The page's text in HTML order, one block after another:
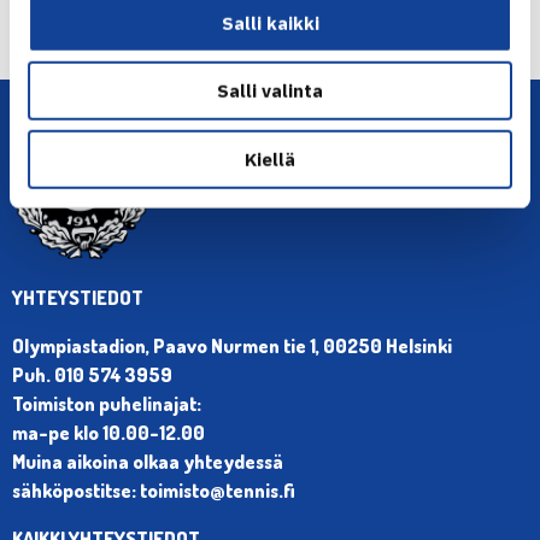
Salli kaikki
Salli valinta
Kiellä
YHTEYSTIEDOT
Olympiastadion, Paavo Nurmen tie 1, 00250 Helsinki
Puh. 010 574 3959
Toimiston puhelinajat:
ma-pe klo 10.00-12.00
Muina aikoina olkaa yhteydessä
sähköpostitse: toimisto@tennis.fi